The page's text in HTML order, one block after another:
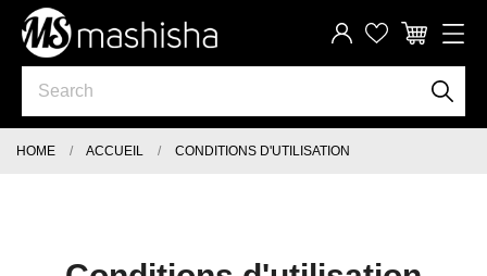
HOME ACCUEIL CONDITIONS D'UTILISATION